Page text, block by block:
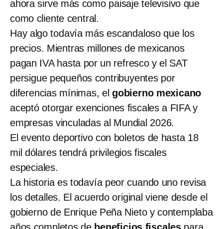
ahora sirve más como paisaje televisivo que
como cliente central.
Hay algo todavía más escandaloso que los
precios. Mientras millones de mexicanos
pagan IVA hasta por un refresco y el SAT
persigue pequeños contribuyentes por
diferencias mínimas, elgobierno mexicano
aceptó otorgar exenciones fiscales a FIFA y
empresas vinculadas al Mundial 2026.
El evento deportivo con boletos de hasta 18
mil dólares tendrá privilegios fiscales
especiales.
La historia es todavía peor cuando uno revisa
los detalles. El acuerdo original viene desde el
gobierno de Enrique Peña Nieto y contemplaba